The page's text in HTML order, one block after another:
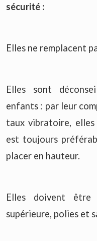
sécurité :
Elles ne remplacent
Elles sont
enfants : par leur
taux vibratoire,
est toujours
placer en hauteur.
Elles doivent être
supérieure, polies et